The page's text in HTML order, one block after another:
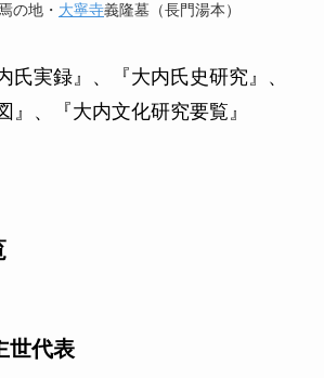
の地・ 大寧寺義隆墓（長門湯本）
氏実録』、『大内氏史研究』、
』、『大内文化研究要覧』
世代表